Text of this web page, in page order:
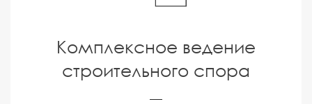
Комплексное ведение
строительного спора